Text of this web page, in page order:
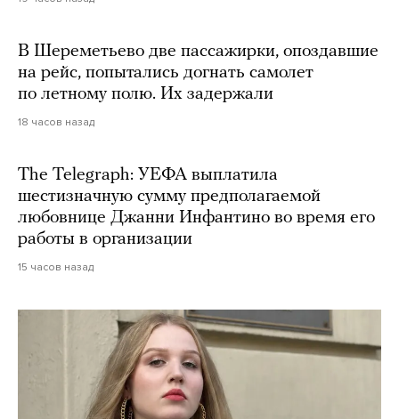
В Шереметьево две пассажирки, опоздавшие
на рейс, попытались догнать самолет
по летному полю. Их задержали
18 часов назад
The Telegraph: УЕФА выплатила
шестизначную сумму предполагаемой
любовнице Джанни Инфантино во время его
работы в организации
15 часов назад